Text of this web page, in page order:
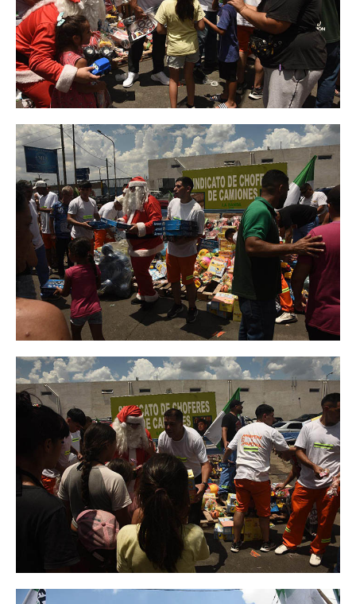
Secretaría igualdad de oportunidades y género
Secretaría asuntos jurídicos
Secretaría de comunicación
Departamento de Ambiente
Empresas
Impresión de boletas
Inscripción y reempadronamiento
Acuerdos salariales
Contribución solidaria
Turismo
Hoteles y cabañas
Campings y recreos
Viaje de bodas
Camioneritos
Jubilados
Gremiales
Escalas salariales
Escalas desde 1969